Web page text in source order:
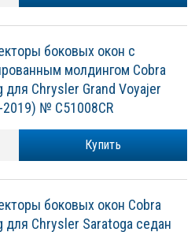
боковых окон с
молдингом Cobra
для Chrysler Grand Voyajer
№ C51008CR
Купить
боковых окон Cobra
для Chrysler Saratoga седан